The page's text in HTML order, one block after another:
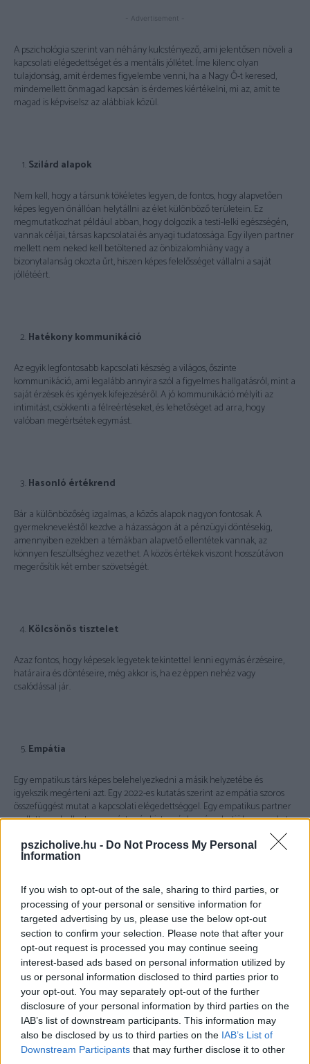
pszicholive.hu - Do Not Process My Personal
Information
If you wish to opt-out of the sale, sharing to third parties, or
processing of your personal or sensitive information for
targeted advertising by us, please use the below opt-out
section to confirm your selection. Please note that after your
opt-out request is processed you may continue seeing
interest-based ads based on personal information utilized by
us or personal information disclosed to third parties prior to
your opt-out. You may separately opt-out of the further
disclosure of your personal information by third parties on the
IAB’s list of downstream participants. This information may
also be disclosed by us to third parties on the IAB’s List of
Downstream Participants that may further disclose it to other
- Advertisement -
A pszichológia szerint van néhány kulcstényező, ami jelentősen növeli a
kapcsolati elégedettséget és a mentális jóllétet. Íme kilenc olyan
tulajdonság, amit érdemes figyelembe venni, ha a Nagy Ő-t keresed,
mindemellett önmagad kapcsán is érdemes kiértékelni, mi az, amit te
magad is képviselsz az alábbiak közül.
Szilárd alapok
Nem kell, hogy a társunk tökéletes legyen, de fontos, hogy alapvetően
képes legyen önállóan helytállni az élet különböző területein. Ez
megmutatkozhat például abban, hogy dolgozik a testi-lelki egészségén,
vannak céljai, társas kapcsolatai és anyagi tudatossága. Egy ilyen partner
mellett nem neked kell betöltened az önbizalomhiány vagy a
bizonytalanság okozta űrt, hiszen képes felelősséget vállalni a saját
jóllétéért.
Hatékony kommunikáció
Az egyik legfontosabb kapcsolati készség a világos, őszinte
kommunikáció, ami legalább annyira szól a figyelmes hallgatásról, mint a
saját érzések és igények kifejezéséről. A jó kommunikáció mélyíti az
intimitást, csökkenti a félreértéseket, és lehetőséget ad arra, hogy
valóban megértsétek egymást.
Hasonló értékrend
Bár a különbözőség izgalmas, a közös alapok nagyon fontosak. A
gyermekneveléstől kezdve a házasságon át a pénzügyi döntésekig,
amennyiben ezekben a témákban alapvető ellentétek vannak, az
könnyen feszültséghez vezethet. A közös értékek viszont hosszútávon
megerősítik két ember szövetségét.
Kölcsönös tisztelet
Azaz fontos, hogy képesek legyetek tekintettel lenni egymás érzéseire,
határaira és döntéseire, még akkor is, ha ez éppen nehéz vagy
csalódással jár.
Empátia
Egy empatikus társ képes belehelyezkedni a másik helyzetébe és
igyekszik megérteni azt. Egy 2022-es kutatás szerint az empátia szoros
összefüggést mutat a kapcsolati elégedettséggel. Egy empatikus partner
mellett meghallgatva, megértve és biztonságban érezhetjük magunkat.
A tökéletlenség elfogadása
Egy ideális társ nem az, aki tökéletesnek próbál mutatkozni minden
helyzetben, hanem aki felismeri a saját fejlesztendő tulajdonságait
anélkül, hogy másra hárítaná a felelősséget. Ez a hozzáállás lehetőséget
ad arra is, hogy te is hibázhass, anélkül, hogy attól kellene tartanod, hogy
ez a kapcsolat végét jelenti.
Nyitottság a változásra
Egy kapcsolat akkor működik jól, ha nem csak az egyik fél akarata